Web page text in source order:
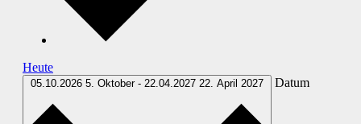
Heute
05.10.2026 5. Oktober - 22.04.2027 22. April 2027 Datum